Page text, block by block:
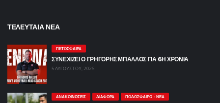
ΤΕΛΕΥΤΑΙΑ ΝΕΑ
ΠΕΤΌΣΦΑΙΡΑ
ΣΥΝΕΧΙΖΕΙ Ο ΓΡΗΓΟΡΗΣ ΜΠΑΛΛΟΣ ΓΙΑ 6Η ΧΡΟΝΙΑ
5 ΑΥΓΟΎΣΤΟΥ, 2026
ΑΝΑΚΟΙΝΏΣΕΙΣ ΔΙΆΦΟΡΑ ΠΟΔΌΣΦΑΙΡΟ - ΝΈΑ